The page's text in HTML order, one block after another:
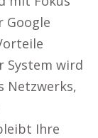
Google
System wird
Netzwerks,
Ihre